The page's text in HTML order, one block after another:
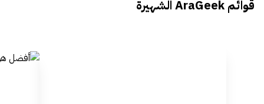
Everything Egypt
قوائم AraGeek الشهيرة